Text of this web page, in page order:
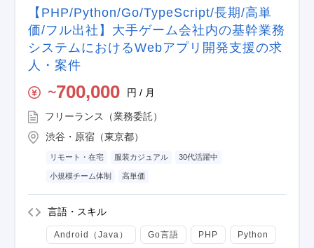
【PHP/Python/Go/TypeScript/長期/高単
価/フル出社】大手ゲーム会社内の基幹業務
システムにおけるWebアプリ開発支援の求
人・案件
〜700,000 円 / 月
フリーランス（業務委託）
渋谷・原宿（東京都）
リモート・在宅 服装カジュアル 30代活躍中
小規模チーム体制 高単価
言語・スキル
Android（Java） Go言語 PHP Python